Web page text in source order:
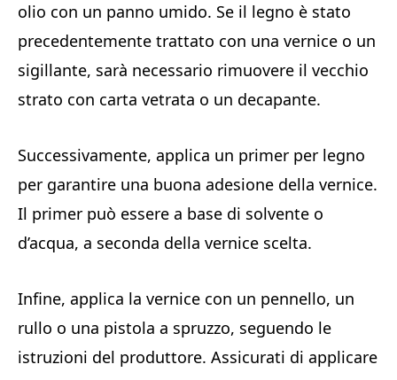
olio con un panno umido. Se il legno è stato
precedentemente trattato con una vernice o un
sigillante, sarà necessario rimuovere il vecchio
strato con carta vetrata o un decapante.
Successivamente, applica un primer per legno
per garantire una buona adesione della vernice.
Il primer può essere a base di solvente o
d’acqua, a seconda della vernice scelta.
Infine, applica la vernice con un pennello, un
rullo o una pistola a spruzzo, seguendo le
istruzioni del produttore. Assicurati di applicare